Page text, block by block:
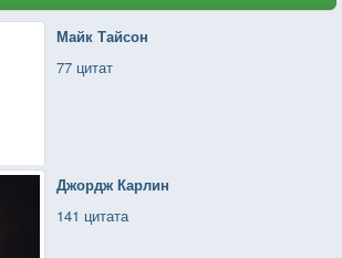
Майк Тайсон
77 цитат
Джордж Карлин
141 цитата